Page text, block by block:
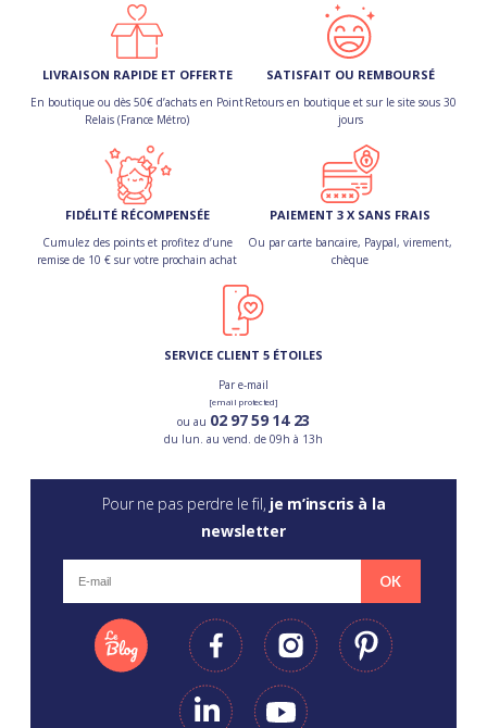
LIVRAISON RAPIDE ET OFFERTE
En boutique ou dès 50€ d’achats en Point
Relais (France Métro)
SATISFAIT OU REMBOURSÉ
Retours en boutique et sur le site sous 30
jours
FIDÉLITÉ RÉCOMPENSÉE
Cumulez des points et profitez d’une
remise de 10 € sur votre prochain achat
PAIEMENT 3 X SANS FRAIS
Ou par carte bancaire, Paypal, virement,
chèque
SERVICE CLIENT 5 ÉTOILES
Par e-mail
[email protected]
ou au 02 97 59 14 23
du lun. au vend. de 09h à 13h
Pour ne pas perdre le fil, je m’inscris à la
newsletter
OK